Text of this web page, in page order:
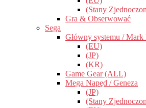
(Stany
Gra & Obserwować
Sega
Główny systemu /
(EU)
(JP)
(KR)
Game Gear (ALL)
Mega Napęd / Geneza
(JP)
(Stany